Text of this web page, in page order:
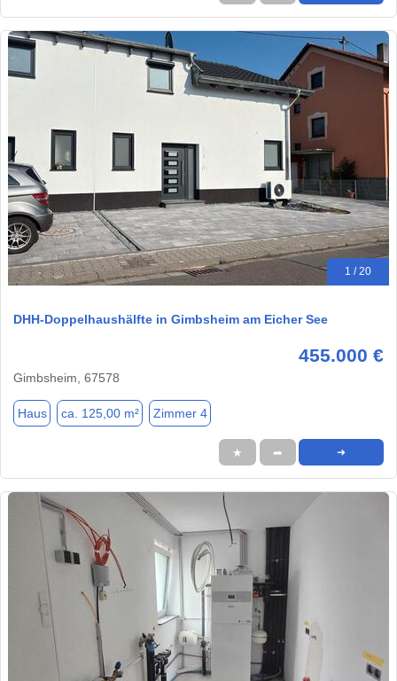
1 / 20
DHH-Doppelhaushälfte in Gimbsheim am Eicher See
455.000 €
Gimbsheim, 67578
Haus ca. 125,00 m² Zimmer 4
★ ➦ ➜